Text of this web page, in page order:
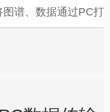
图谱、数据通过PC打